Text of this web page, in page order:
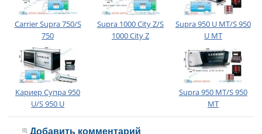
Carrier Supra 750/S
750
Supra 1000 City Z/S
1000 City Z
Supra 950 U MT/S 950
U MT
Кариер Супра 950
U/S 950 U
Supra 950 MT/S 950
MT
Добавить комментарий